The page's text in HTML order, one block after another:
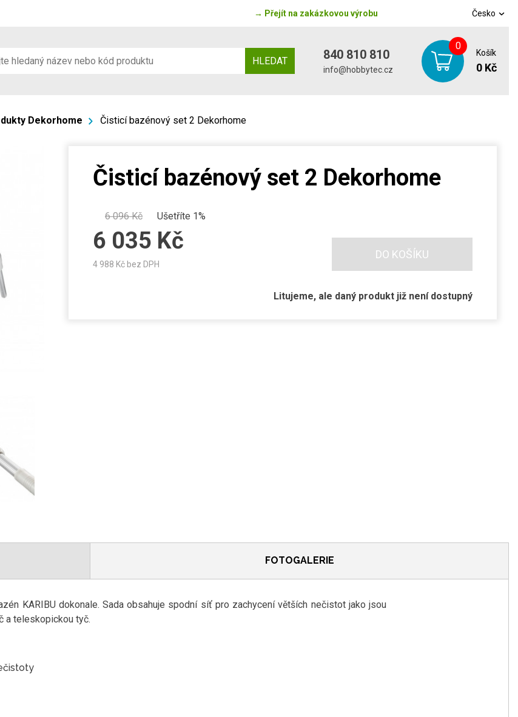
→ Přejít na zakázkovou výrobu Česko
HLEDAT 840 810 810
info@hobbytec.cz
0
Košík
0 Kč
Dekorhome Čisticí bazénový set 2 Dekorhome
Čisticí bazénový set 2 Dekorhome
6 096Kč Ušetříte 1%
6 035 Kč
4 988 Kč bez DPH
DO KOŠÍKU
Litujeme, ale daný produkt již není dostupný
FOTOGALERIE
KARIBU dokonale. Sada obsahuje spodní síť pro zachycení větších nečistot jako jsou
a teleskopickou tyč.